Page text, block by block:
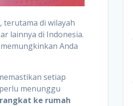
di wilayah
lainnya di Indonesia.
Anda
setiap
menunggu
ke rumah